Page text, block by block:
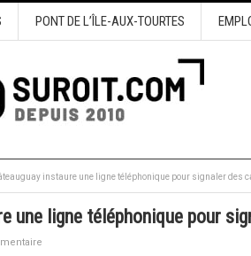
PONT DE L’ÎLE-AUX-TOURTES
instaure une ligne téléphonique pour signaler des
une ligne téléphonique pour